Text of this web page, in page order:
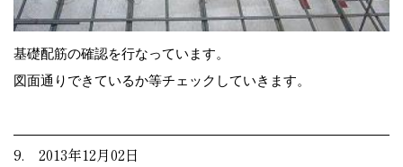
基礎配筋の確認を行なっています。
図面通りできているか等チェックしていきます。
9. 2013年12月02日